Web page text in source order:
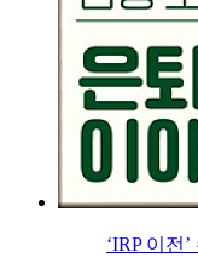
‘IRP 이전